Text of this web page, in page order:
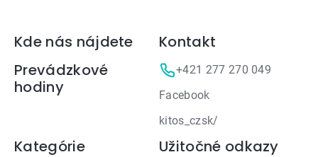
Zápätie
Kde nás nájdete
Prevádzkové
hodiny
Kontakt
+421 277 270 049
Facebook
kitos_czsk/
Kategórie Užitočné odkazy